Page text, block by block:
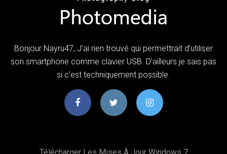
Bonjour Nayru47, J’ai rien trouvé qui permettrait d’utiliser
son smartphone comme clavier USB. D’ailleurs je sais pas
si c’est techniquement possible.